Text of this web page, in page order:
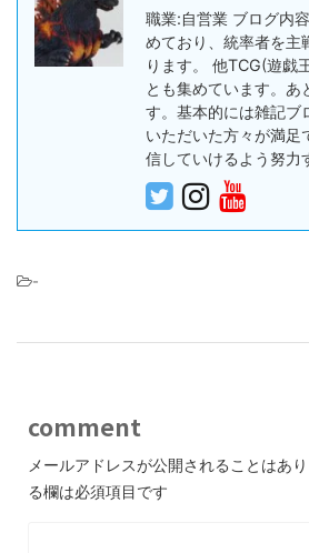
職業:自営業 ブログ内
めており、統率者を主
ります。 他TCG(遊戯
とも集めています。あ
す。基本的には雑記ブ
いただいた方々が満足
信していけるよう努力
-
comment
メールアドレスが公開されることはあり
る欄は必須項目です